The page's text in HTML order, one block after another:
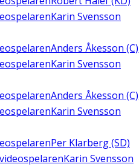
Karin Svensson
Anders Åkesson (C)
Karin Svensson
Anders Åkesson (C)
Karin Svensson
Per Klarberg (SD)
Karin Svensson